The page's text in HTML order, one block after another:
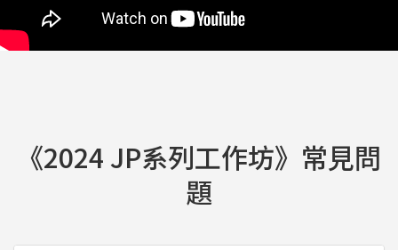
《2024 JP系列工作坊》常見問
題